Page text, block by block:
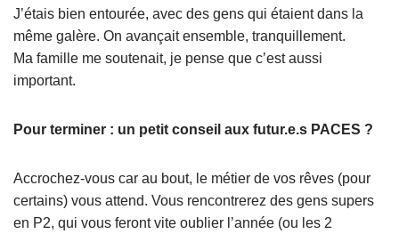
J’étais bien entourée, avec des gens qui étaient dans la
même galère. On avançait ensemble, tranquillement.
Ma famille me soutenait, je pense que c’est aussi
important.
Pour terminer : un petit conseil aux futur.e.s PACES ?
Accrochez-vous car au bout, le métier de vos rêves (pour
certains) vous attend. Vous rencontrerez des gens supers
en P2, qui vous feront vite oublier l’année (ou les 2